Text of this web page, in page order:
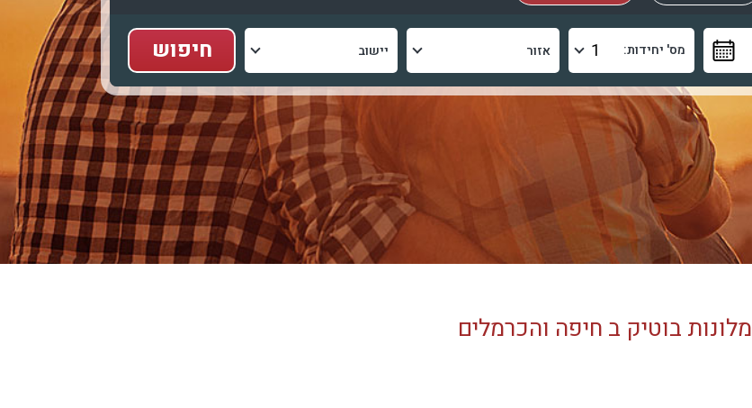
מס' יחידות:
מלונות בוטיק ב חיפה והכרמלים